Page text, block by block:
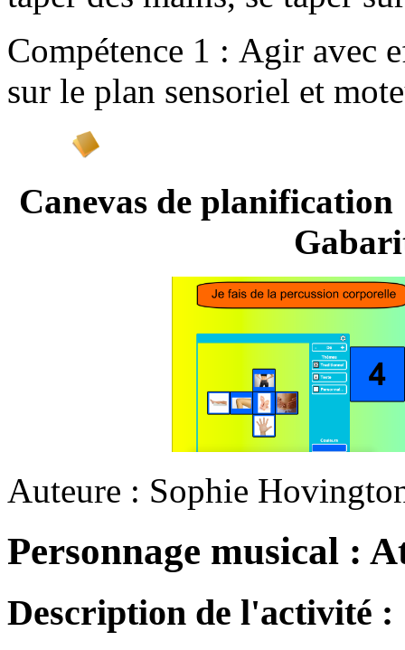
Compétence 1 : Agir avec
sur le plan sensoriel et
Canevas de
Auteure : Sophie
Personnage musical :
Description de l'activité :